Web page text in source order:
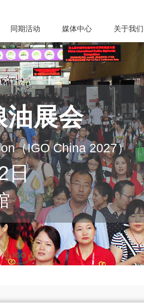
同期活动 媒体中心 关于我们
油展会
（IGO China 2027）
日